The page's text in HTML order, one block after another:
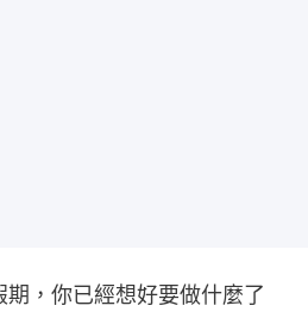
，你已經想好要做什麼了